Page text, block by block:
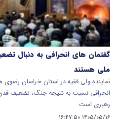
گفتمان‌ های انحرافی به دنبال
ملی هستند
نماینده ولی فقیه در استان خراسان
انحرافی نسبت به نتیجه جنگ، تضعیف
رهبری است.